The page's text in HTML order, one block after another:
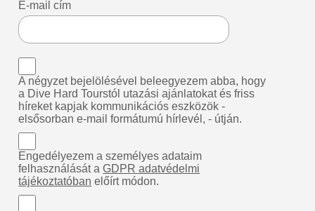
E-mail cím
A négyzet bejelölésével beleegyezem abba, hogy
a Dive Hard Tourstól utazási ajánlatokat és friss
híreket kapjak kommunikációs eszközök -
elsősorban e-mail formátumú hírlevél, - útján.
Engedélyezem a személyes adataim
felhasználását aGDPR adatvédelmi
tájékoztatóban előírt módon.